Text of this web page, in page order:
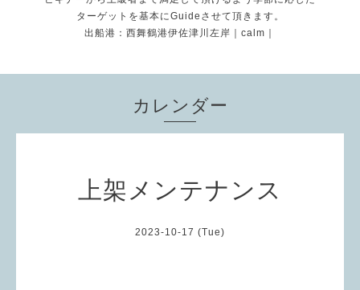
ターゲットを基本にGuideさせて頂きます。
出船港：西舞鶴港伊佐津川左岸｜calm｜
カレンダー
上架メンテナンス
2023-10-17 (Tue)